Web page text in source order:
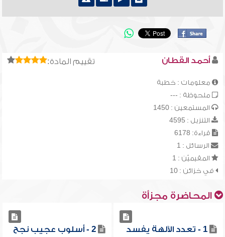
تقييم المادة: أحمد القطان
معلومات : خطبة
ملحوظة : ---
المستمعين : 1450
التنزيل : 4595
قراءة: 6178
الرسائل : 1
المقيميّن : 1
في خزائن : 10
المحاضرة مجزأة
1 - تعدد الآلهة يفسد
2 - أسلوب عجيب نجح